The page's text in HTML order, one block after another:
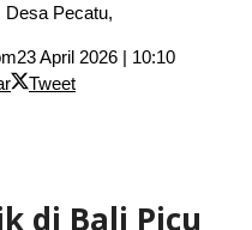
Desa Pecatu,
23 April 2026 | 10:10
Tweet
di Bali Picu